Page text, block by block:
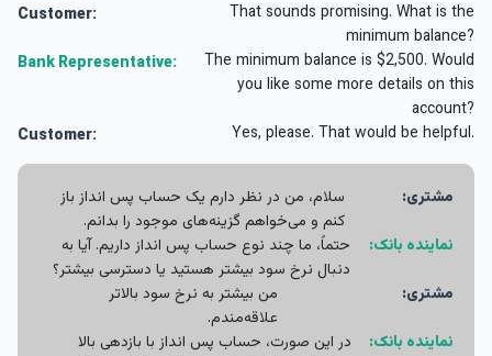
Customer:
That sounds promising. What is the
minimum balance?
Bank Representative:
The minimum balance is $2,500. Would
you like some more details on this
account?
Customer: Yes, please. That would be helpful.
‏مشتری:
سلام، من در نظر دارم یک حساب پس انداز باز
کنم و می‌خواهم گزینه‌های موجود را بدانم.
نماینده بانک:
حتماً، ما چند نوع حساب پس انداز داریم. آیا به
دنبال نرخ سود بیشتر هستید یا دسترسی بیشتر؟
‏مشتری:
من بیشتر به نرخ سود بالاتر
علاقه‌مندم.
نماینده بانک:
در این صورت، حساب پس انداز با بازدهی بالا